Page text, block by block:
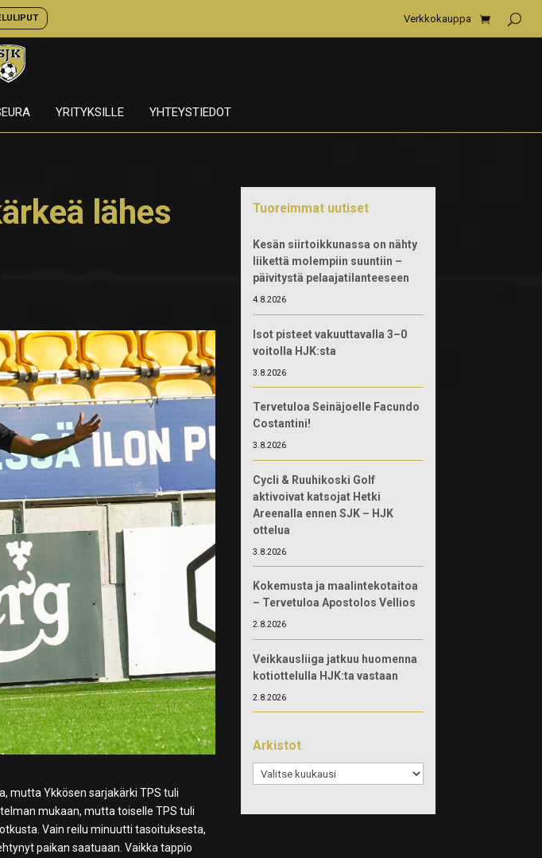
Verkkokauppa
YRITYKSILLE YHTEYSTIEDOT
lähes
mutta Ykkösen sarjakärki TPS tuli
mukaan, mutta toiselle TPS tuli
Vain reilu minuutti tasoituksesta,
paikan saatuaan. Vaikka tappio
Tuoreimmat uutiset
Kesän siirtoikkunassa on nähty
liikettä molempiin suuntiin –
päivitystä pelaajatilanteeseen
4.8.2026
Isot pisteet vakuuttavalla 3–0
voitolla HJK:sta
3.8.2026
Tervetuloa Seinäjoelle Facundo
Costantini!
3.8.2026
Cycli & Ruuhikoski Golf
aktivoivat katsojat Hetki
Areenalla ennen SJK – HJK
ottelua
3.8.2026
Kokemusta ja maalintekotaitoa
– Tervetuloa Apostolos Vellios
2.8.2026
Veikkausliiga jatkuu huomenna
kotiottelulla HJK:ta vastaan
2.8.2026
Arkistot
Arkistot